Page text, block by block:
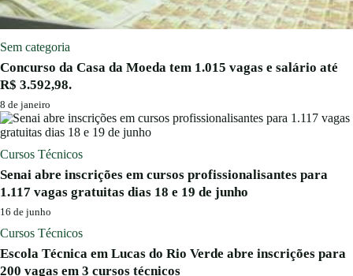
Sem categoria
Concurso da Casa da Moeda tem 1.015 vagas e salário até
R$ 3.592,98.
8 de janeiro
Cursos Técnicos
Senai abre inscrições em cursos profissionalisantes para
1.117 vagas gratuitas dias 18 e 19 de junho
16 de junho
Cursos Técnicos
Escola Técnica em Lucas do Rio Verde abre inscrições para
200 vagas em 3 cursos técnicos